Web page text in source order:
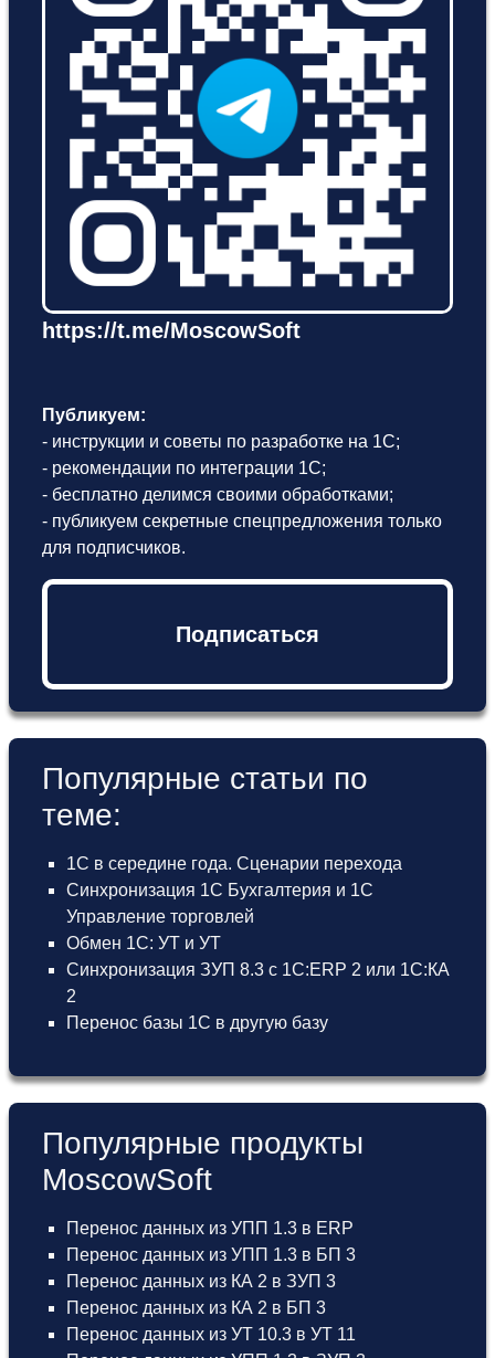
https://t.me/MoscowSoft
Публикуем:
- инструкции и советы по разработке на 1С;
- рекомендации по интеграции 1С;
- бесплатно делимся своими обработками;
- публикуем секретные спецпредложения только
для подписчиков.
Подписаться
Популярные статьи по
теме:
1С в середине года. Сценарии перехода
Синхронизация 1С Бухгалтерия и 1С
Управление торговлей
Обмен 1С: УТ и УТ
Синхронизация ЗУП 8.3 с 1С:ERP 2 или 1С:КА
2
Перенос базы 1С в другую базу
Популярные продукты
MoscowSoft
Перенос данных из УПП 1.3 в ERP
Перенос данных из УПП 1.3 в БП 3
Перенос данных из КА 2 в ЗУП 3
Перенос данных из КА 2 в БП 3
Перенос данных из УТ 10.3 в УТ 11